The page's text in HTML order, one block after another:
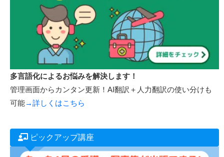
WordPressで会員制サイトが作れる！
オンライン講座機能付きWordPressテンプレート新発売！
詳しくはこちら